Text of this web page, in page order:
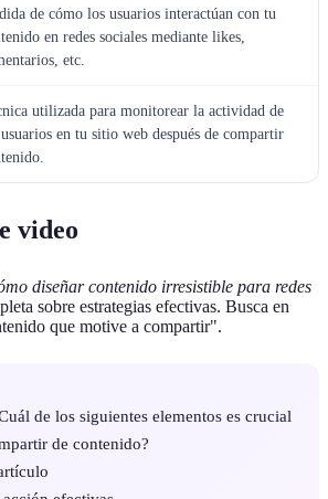
de cómo los usuarios interactúan con tu
en redes sociales mediante likes,
etc.
utilizada para monitorear la actividad de
en tu sitio web después de compartir
video
diseñar contenido irresistible para redes
sobre estrategias efectivas. Busca en
que motive a compartir".
de los siguientes elementos es crucial
de contenido?